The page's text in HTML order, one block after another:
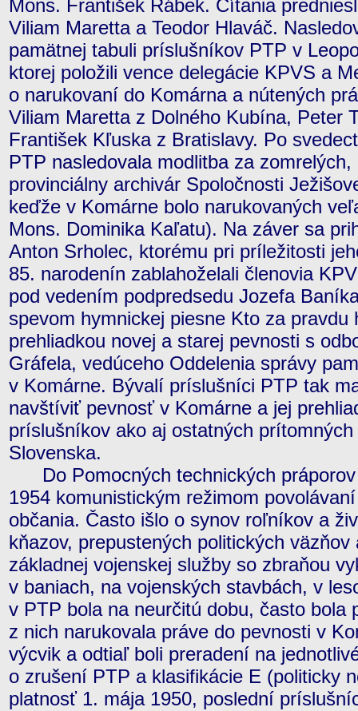
Mons. František Rábek. Čítania
Viliam Maretta a Teodor Hlaváč.
pamätnej tabuli príslušníkov PTP v
ktorej položili vence delegácie KPVS a
o narukovaní do Komárna a nútených
Viliam Maretta z Dolného Kubína, Peter
František Kľuska z Bratislavy. Po
PTP nasledovala modlitba za
provinciálny archivár Spoločnosti
keďže v Komárne bolo narukovaných
Mons. Dominika Kaľatu). Na záver sa
Anton Srholec, ktorému pri príležitosti
85. narodenín zablahoželali členovia
pod vedením podpredsedu Jozefa
spevom hymnickej piesne Kto za
prehliadkou novej a starej pevnosti s
Gráfela, vedúceho Oddelenia správy
v Komárne. Bývalí príslušníci PTP tak
navštíviť pevnosť v Komárne a jej
príslušníkov ako aj ostatných
Slovenska.
Do Pomocných technických práporov
1954 komunistickým režimom
občania. Často išlo o synov roľníkov a
kňazov, prepustených politických
základnej vojenskej služby so zbraňou
v baniach, na vojenských stavbách, v
v PTP bola na neurčitú dobu, často bola
z nich narukovala práve do pevnosti v
výcvik a odtiaľ boli preradení na
o zrušení PTP a klasifikácie E (politicky
platnosť 1. mája 1950, poslední